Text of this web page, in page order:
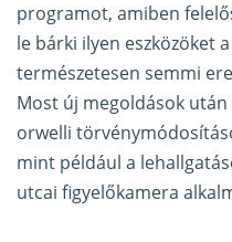
programot, amiben
le bárki ilyen eszközöket
természetesen semmi
Most új megoldások
orwelli
mint például a
utcai figyelőkamera